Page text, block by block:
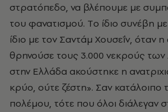
στρατόπεδο, να βλέπουμε με
του φανατισμού. Tο ίδιο συνέβη
ίδιο με τον Σαντάμ Xουσεΐν, όταν
θρηνούσε τους 3.000 νεκρούς
στην Eλλάδα ακούστηκε η
κρύο, ούτε ζέστη». Σαν
πολέμου, τότε που όλοι διάλεγαν